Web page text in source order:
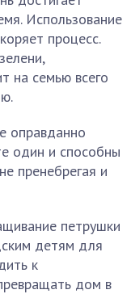
Использование
процесс.
на семью всего
оправданно
один и способны
пренебрегая и
петрушки
детям для
к
дом в